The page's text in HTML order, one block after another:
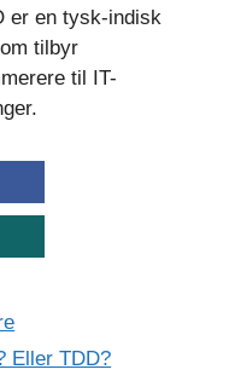
er en tysk-indisk
tilbyr
til IT-
Eller TDD?